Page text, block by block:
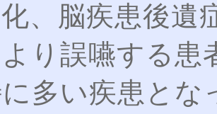
、脳疾患後遺
り誤嚥する患
多い疾患とな